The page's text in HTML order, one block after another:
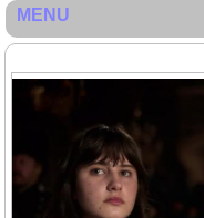
MENU